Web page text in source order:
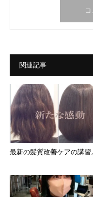
関連記事
最新の髪質改善ケアの講習